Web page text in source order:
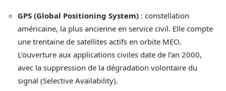
GPS (Global Positioning System) : constellation
américaine, la plus ancienne en service civil. Elle compte
une trentaine de satellites actifs en orbite MEO.
L’ouverture aux applications civiles date de l’an 2000,
avec la suppression de la dégradation volontaire du
signal (Selective Availability).